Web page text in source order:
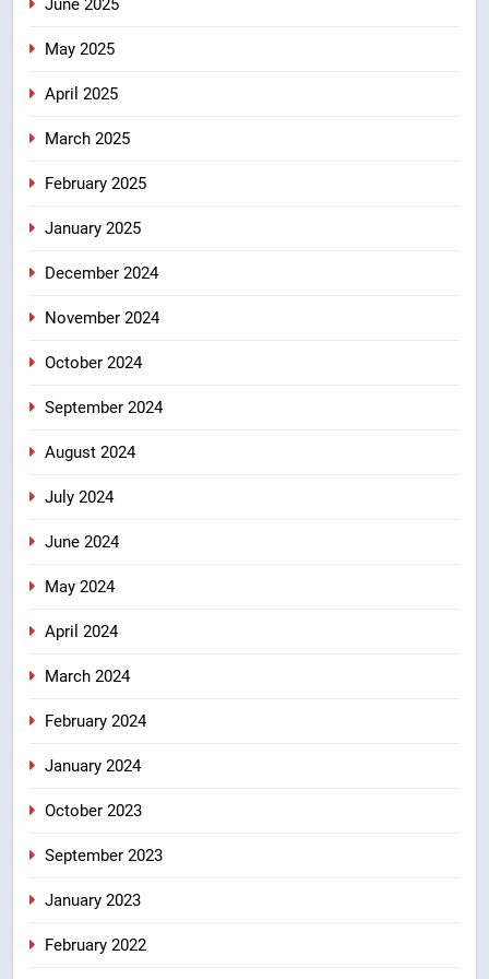
June 2025
May 2025
April 2025
March 2025
February 2025
January 2025
December 2024
November 2024
October 2024
September 2024
August 2024
July 2024
June 2024
May 2024
April 2024
March 2024
February 2024
January 2024
October 2023
September 2023
January 2023
February 2022